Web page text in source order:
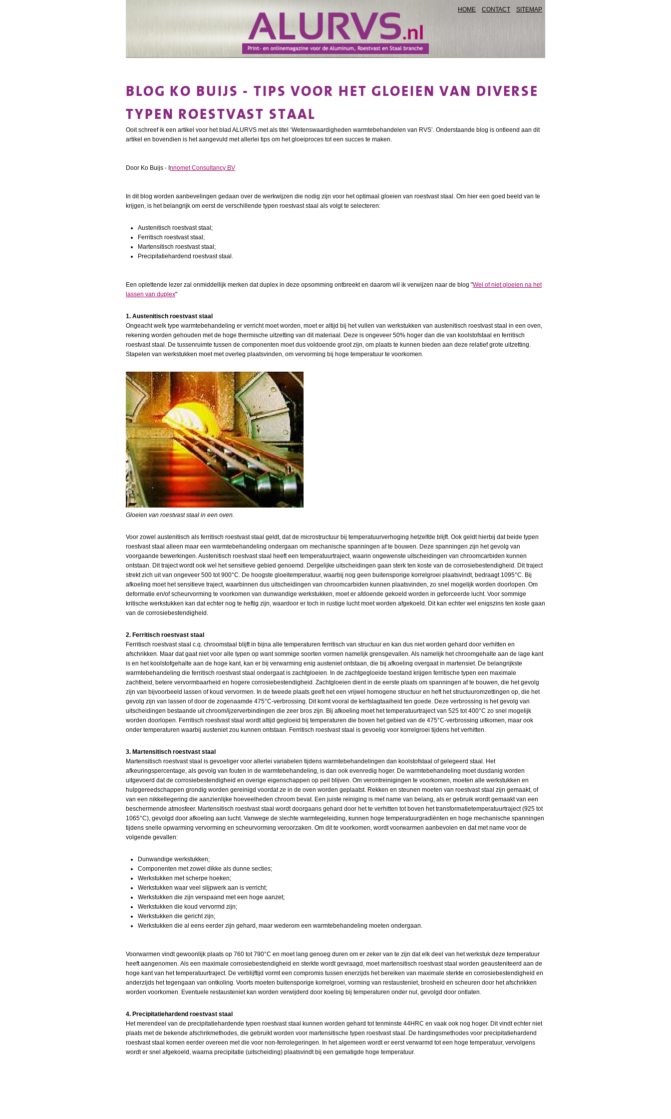
HOME CONTACT SITEMAP
BLOG KO BUIJS - TIPS VOOR HET GLOEIEN VAN DIVERSE
TYPEN ROESTVAST STAAL
Ooit schreef ik een artikel voor het blad ALURVS met als titel ‘Wetenswaardigheden warmtebehandelen van RVS’. Onderstaande blog is ontleend aan dit
artikel en bovendien is het aangevuld met allerlei tips om het gloeiproces tot een succes te maken.
Door Ko Buijs - I nnomet Consultancy BV
In dit blog worden aanbevelingen gedaan over de werkwijzen die nodig zijn voor het optimaal gloeien van roestvast staal. Om hier een goed beeld van te
krijgen, is het belangrijk om eerst de verschillende typen roestvast staal als volgt te selecteren:
Austenitisch roestvast staal;
Ferritisch roestvast staal;
Martensitisch roestvast staal;
Precipitatiehardend roestvast staal.
Een oplettende lezer zal onmiddellijk merken dat duplex in deze opsomming ontbreekt en daarom wil ik verwijzen naar de blog "Wel of niet gloeien na het
lassen van duplex"
1. Austenitisch roestvast staal
Ongeacht welk type warmtebehandeling er verricht moet worden, moet er altijd bij het vullen van werkstukken van austenitisch roestvast staal in een oven,
rekening worden gehouden met de hoge thermische uitzetting van dit materiaal. Deze is ongeveer 50% hoger dan die van koolstofstaal en ferritisch
roestvast staal. De tussenruimte tussen de componenten moet dus voldoende groot zijn, om plaats te kunnen bieden aan deze relatief grote uitzetting.
Stapelen van werkstukken moet met overleg plaatsvinden, om vervorming bij hoge temperatuur te voorkomen.
Gloeien van roestvast staal in een oven.
Voor zowel austenitisch als ferritisch roestvast staal geldt, dat de microstructuur bij temperatuurverhoging hetzelfde blijft. Ook geldt hierbij dat beide typen
roestvast staal alleen maar een warmtebehandeling ondergaan om mechanische spanningen af te bouwen. Deze spanningen zijn het gevolg van
voorgaande bewerkingen. Austenitisch roestvast staal heeft een temperatuurtraject, waarin ongewenste uitscheidingen van chroomcarbiden kunnen
ontstaan. Dit traject wordt ook wel het sensitieve gebied genoemd. Dergelijke uitscheidingen gaan sterk ten koste van de corrosiebestendigheid. Dit traject
strekt zich uit van ongeveer 500 tot 900°C. De hoogste gloeitemperatuur, waarbij nog geen buitensporige korrelgroei plaatsvindt, bedraagt 1095°C. Bij
afkoeling moet het sensitieve traject, waarbinnen dus uitscheidingen van chroomcarbiden kunnen plaatsvinden, zo snel mogelijk worden doorlopen. Om
deformatie en/of scheurvorming te voorkomen van dunwandige werkstukken, moet er afdoende gekoeld worden in geforceerde lucht. Voor sommige
kritische werkstukken kan dat echter nog te heftig zijn, waardoor er toch in rustige lucht moet worden afgekoeld. Dit kan echter wel enigszins ten koste gaan
van de corrosiebestendigheid.
2. Ferritisch roestvast staal
Ferritisch roestvast staal c.q. chroomstaal blijft in bijna alle temperaturen ferritisch van structuur en kan dus niet worden gehard door verhitten en
afschrikken. Maar dat gaat niet voor alle typen op want sommige soorten vormen namelijk grensgevallen. Als namelijk het chroomgehalte aan de lage kant
is en het koolstofgehalte aan de hoge kant, kan er bij verwarming enig austeniet ontstaan, die bij afkoeling overgaat in martensiet. De belangrijkste
warmtebehandeling die ferritisch roestvast staal ondergaat is zachtgloeien. In de zachtgegloeide toestand krijgen ferritische typen een maximale
zachtheid, betere vervormbaarheid en hogere corrosiebestendigheid. Zachtgloeien dient in de eerste plaats om spanningen af te bouwen, die het gevolg
zijn van bijvoorbeeld lassen of koud vervormen. In de tweede plaats geeft het een vrijwel homogene structuur en heft het structuuromzettingen op, die het
gevolg zijn van lassen of door de zogenaamde 475°C-verbrossing. Dit komt vooral de kerfslagtaaiheid ten goede. Deze verbrossing is het gevolg van
uitscheidingen bestaande uit chroom/ijzerverbindingen die zeer bros zijn. Bij afkoeling moet het temperatuurtraject van 525 tot 400°C zo snel mogelijk
worden doorlopen. Ferritisch roestvast staal wordt altijd gegloeid bij temperaturen die boven het gebied van de 475°C-verbrossing uitkomen, maar ook
onder temperaturen waarbij austeniet zou kunnen ontstaan. Ferritisch roestvast staal is gevoelig voor korrelgroei tijdens het verhitten.
3. Martensitisch roestvast staal
Martensitisch roestvast staal is gevoeliger voor allerlei variabelen tijdens warmtebehandelingen dan koolstofstaal of gelegeerd staal. Het
afkeuringspercentage, als gevolg van fouten in de warmtebehandeling, is dan ook evenredig hoger. De warmtebehandeling moet dusdanig worden
uitgevoerd dat de corrosiebestendigheid en overige eigenschappen op peil blijven. Om verontreinigingen te voorkomen, moeten alle werkstukken en
hulpgereedschappen grondig worden gereinigd voordat ze in de oven worden geplaatst. Rekken en steunen moeten van roestvast staal zijn gemaakt, of
van een nikkellegering die aanzienlijke hoeveelheden chroom bevat. Een juiste reiniging is met name van belang, als er gebruik wordt gemaakt van een
beschermende atmosfeer. Martensitisch roestvast staal wordt doorgaans gehard door het te verhitten tot boven het transformatietemperatuurtraject (925 tot
1065°C), gevolgd door afkoeling aan lucht. Vanwege de slechte warmtegeleiding, kunnen hoge temperatuurgradiënten en hoge mechanische spanningen
tijdens snelle opwarming vervorming en scheurvorming veroorzaken. Om dit te voorkomen, wordt voorwarmen aanbevolen en dat met name voor de
volgende gevallen:
Dunwandige werkstukken;
Componenten met zowel dikke als dunne secties;
Werkstukken met scherpe hoeken;
Werkstukken waar veel slijpwerk aan is verricht;
Werkstukken die zijn verspaand met een hoge aanzet;
Werkstukken die koud vervormd zijn;
Werkstukken die gericht zijn;
Werkstukken die al eens eerder zijn gehard, maar wederom een warmtebehandeling moeten ondergaan.
Voorwarmen vindt gewoonlijk plaats op 760 tot 790°C en moet lang genoeg duren om er zeker van te zijn dat elk deel van het werkstuk deze temperatuur
heeft aangenomen. Als een maximale corrosiebestendigheid en sterkte wordt gevraagd, moet martensitisch roestvast staal worden geausteniteerd aan de
hoge kant van het temperatuurtraject. De verblijftijd vormt een compromis tussen enerzijds het bereiken van maximale sterkte en corrosiebestendigheid en
anderzijds het tegengaan van ontkoling. Voorts moeten buitensporige korrelgroei, vorming van restausteniet, brosheid en scheuren door het afschrikken
worden voorkomen. Eventuele restausteniet kan worden verwijderd door koeling bij temperaturen onder nul, gevolgd door ontlaten.
4. Precipitatiehardend roestvast staal
Het merendeel van de precipitatiehardende typen roestvast staal kunnen worden gehard tot tenminste 44HRC en vaak ook nog hoger. Dit vindt echter niet
plaats met de bekende afschrikmethodes, die gebruikt worden voor martensitische typen roestvast staal. De hardingsmethodes voor precipitatiehardend
roestvast staal komen eerder overeen met die voor non-ferrolegeringen. In het algemeen wordt er eerst verwarmd tot een hoge temperatuur, vervolgens
wordt er snel afgekoeld, waarna precipitatie (uitscheiding) plaatsvindt bij een gematigde hoge temperatuur.